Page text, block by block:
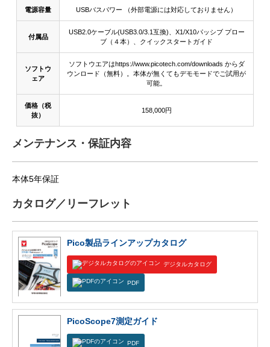
電源容量 USBバスパワー （外部電源には対応しておりません）
付属品
USB2.0ケーブル(USB3.0/3.1互換)、X1/X10パッシブ プロー
ブ（４本）、クイックスタートガイド
ソフトウ
ェア
ソフトウエアはhttps://www.picotech.com/downloads からダ
ウンロード（無料）。本体が無くてもデモモードでご試用が
可能。
価格（税
抜）
158,000円
メンテナンス・保証内容
本体5年保証
カタログ／リーフレット
Pico製品ラインアップカタログ
デジタルカタログ
PDF
PicoScope7測定ガイド
PDF